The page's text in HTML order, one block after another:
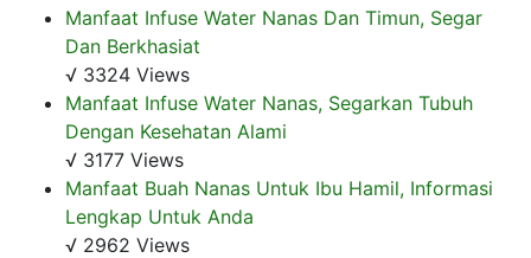
Manfaat Infuse Water Nanas Dan Timun, Segar
Dan Berkhasiat
√ 3324 Views
Manfaat Infuse Water Nanas, Segarkan Tubuh
Dengan Kesehatan Alami
√ 3177 Views
Manfaat Buah Nanas Untuk Ibu Hamil, Informasi
Lengkap Untuk Anda
√ 2962 Views